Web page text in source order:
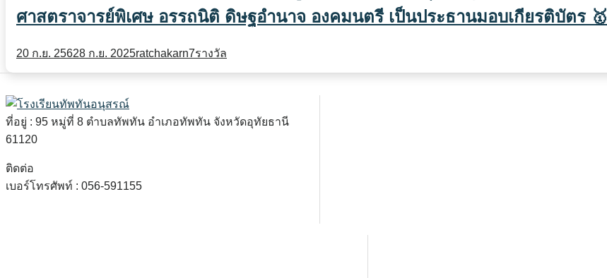
ศาสตราจารย์พิเศษ อรรถนิติ ดิษฐอำนาจ องคมนตรี เป็นประธานมอบเกียรติบัตร 🥇
20 ก.ย. 25628 ก.ย. 2025ratchakarn7รางวัล
ที่อยู่ : 95 หมู่ที่ 8 ตำบลทัพทัน อำเภอทัพทัน จังหวัดอุทัยธานี
61120
ติดต่อ
เบอร์โทรศัพท์ : 056-591155